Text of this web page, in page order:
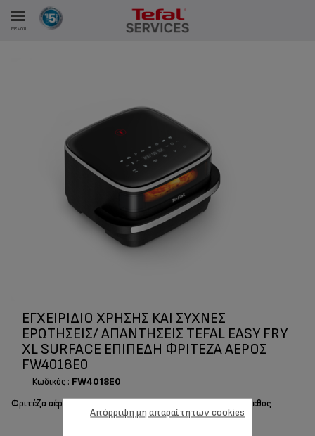
Μενού
ΜΑΣ
ΕΓΧΕΙΡΊΔΙΟ ΧΡΉΣΗΣ ΚΑΙ ΣΥΧΝΈΣ
ΕΡΩΤΉΣΕΙΣ/ ΑΠΑΝΤΉΣΕΙΣ TEFAL EASY FRY
XL SURFACE ΕΠΊΠΕΔΗ ΦΡΙΤΈΖΑ ΑΈΡΟΣ
FW4018E0
Κωδικός : FW4018E0
Φριτέζα αέρος με μεγάλη επίπεδη επιφάνεια και κομψό μέγεθος
Απόρριψη μη απαραίτητων cookies